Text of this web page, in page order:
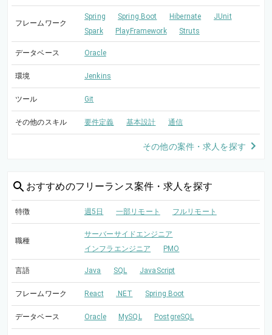
フレームワーク
Spring Spring Boot Hibernate
JUnit
Spark
PlayFramework Struts
データベース Oracle
環境 Jenkins
ツール Git
その他のスキル 要件定義 基本設計 通信
その他の案件・求人を探す
おすすめのフリーランス案件・求人を探す
特徴 週5日 一部リモート フルリモート
職種
サーバーサイドエンジニア
インフラエンジニア
PMO
言語 Java SQL JavaScript
フレームワーク React .NET Spring Boot
データベース Oracle MySQL PostgreSQL